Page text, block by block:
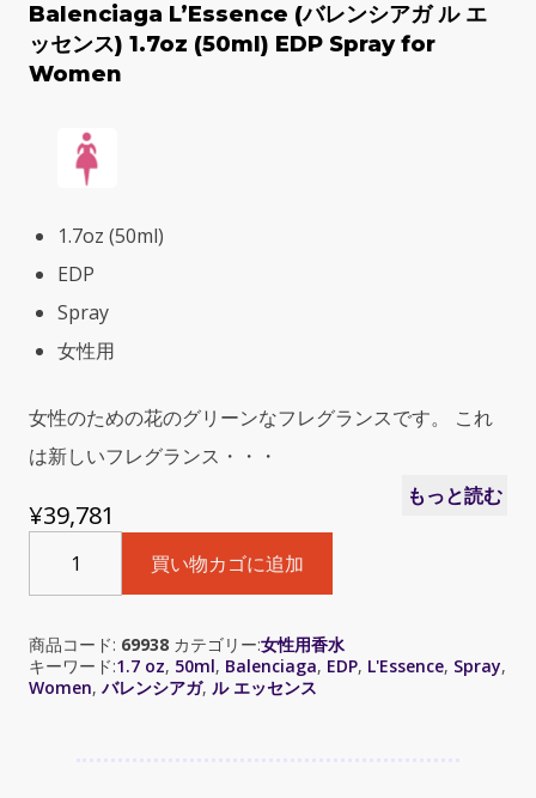
Balenciaga L’Essence (バレンシアガ ル エ
ッセンス) 1.7oz (50ml) EDP Spray for
Women
1.7oz (50ml)
EDP
Spray
女性用
女性のための花のグリーンなフレグランスです。 これ
は新しいフレグランス・・・
もっと読む
¥39,781
L'Essence
(バ
ン
シ
買い物カゴに追加
商品コード: 69938 カテゴリー:女性用香水
キーワード:1.7 oz, 50ml, Balenciaga, EDP, L'Essence, Spray,
Women, バレンシアガ, ル エッセンス